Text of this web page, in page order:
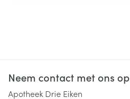
Neem contact met ons op
Apotheek Drie Eiken